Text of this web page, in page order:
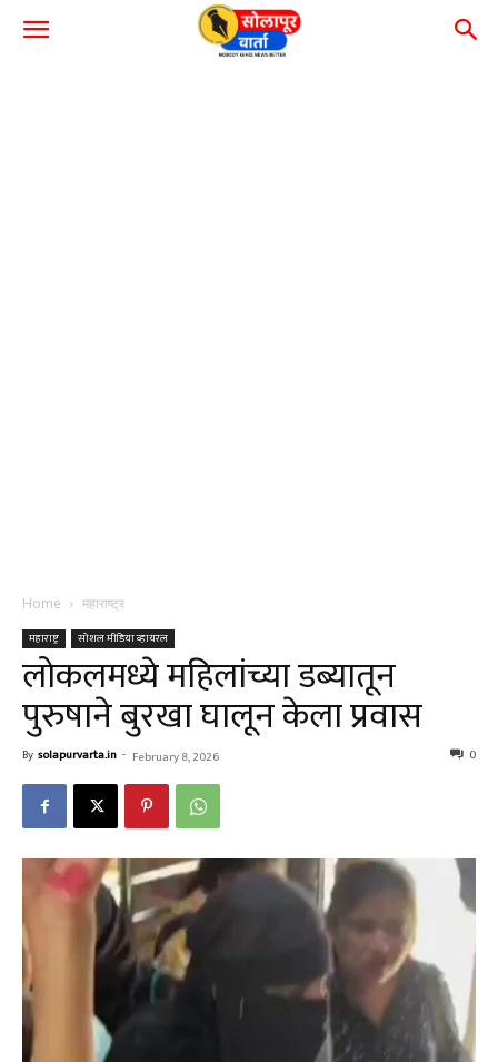
Home महाराष्ट्र
महाराष्ट्र सोशल मीडिया व्हायरल
लोकलमध्ये महिलांच्या डब्यातून
पुरुषाने बुरखा घालून केला प्रवास
By solapurvarta.in - February 8, 2026 0